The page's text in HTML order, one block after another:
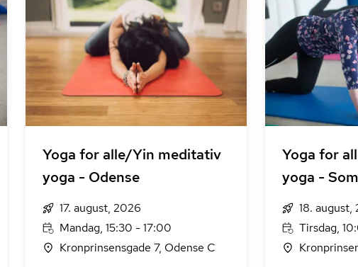
Yoga for alle/Yin meditativ
yoga - Odense
17. august, 2026
Mandag, 15:30 - 17:00
Kronprinsensgade 7, Odense C
Yoga for
yoga -
18. august,
Tirsdag,